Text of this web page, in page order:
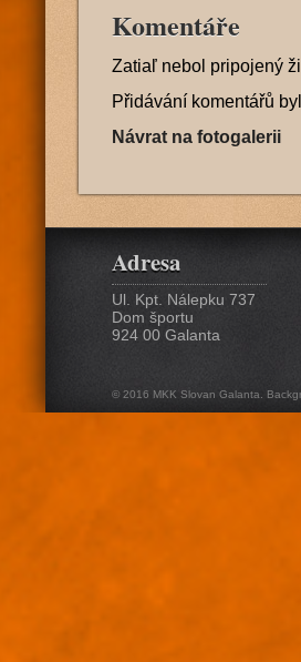
Komentáře
Zatiaľ nebol pripojený
Přidávání komentářů
Návrat na fotogalerii
Adresa
Ul. Kpt. Nálepku 737
Dom športu
924 00 Galanta
© 2016 MKK Slovan Galanta.